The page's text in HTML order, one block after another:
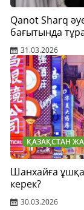
Qanot Sharq
бағытында
31.03.2026
ҚАЗАҚСТАН
Шанхайға
керек?
30.03.2026